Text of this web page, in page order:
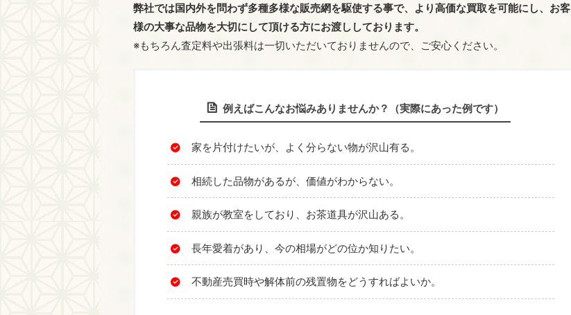
弊社では国内外を問わず多種多様な販売網を駆使する事で、より高価な買取を可能にし、お客
様の大事な品物を大切にして頂ける方にお渡ししております。
※もちろん査定料や出張料は一切いただいておりませんので、ご安心ください。
例えばこんなお悩みありませんか？（実際にあった例です）
家を片付けたいが、よく分らない物が沢山有る。
相続した品物があるが、価値がわからない。
親族が教室をしており、お茶道具が沢山ある。
長年愛着があり、今の相場がどの位か知りたい。
不動産売買時や解体前の残置物をどうすればよいか。